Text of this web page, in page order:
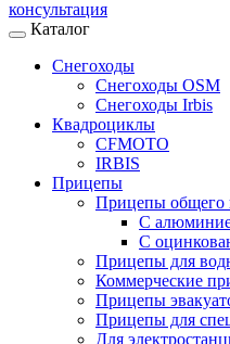
консультация
Каталог
Снегоходы
Снегоходы OSM
Снегоходы Irbis
Квадроциклы
CFMOTO
IRBIS
Прицепы
Прицепы общего
С
С
Прицепы для
Коммерческие
Прицепы
Прицепы для
Для